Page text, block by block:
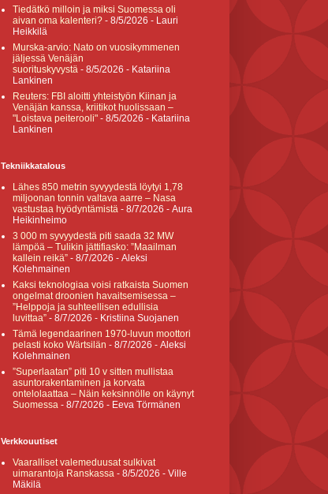
Tiedätkö milloin ja miksi Suomessa oli
aivan oma kalenteri? - 8/5/2026 - Lauri
Heikkilä
Murska-arvio: Nato on vuosikymmenen
jäljessä Venäjän
suorituskyvystä - 8/5/2026 - Katariina
Lankinen
Reuters: FBI aloitti yhteistyön Kiinan ja
Venäjän kanssa, kriitikot huolissaan –
"Loistava peiterooli" - 8/5/2026 - Katariina
Lankinen
Tekniikkatalous
Lähes 850 metrin syvyydestä löytyi 1,78
miljoonan tonnin valtava aarre – Nasa
vastustaa hyödyntämistä - 8/7/2026 - Aura
Heikinheimo
3 000 m syvyydestä piti saada 32 MW
lämpöä – Tulikin jättifiasko: ”Maailman
kallein reikä” - 8/7/2026 - Aleksi
Kolehmainen
Kaksi teknologiaa voisi ratkaista Suomen
ongelmat droonien havaitsemisessa –
”Helppoja ja suhteellisen edullisia
luvittaa” - 8/7/2026 - Kristiina Suojanen
Tämä legendaarinen 1970-luvun moottori
pelasti koko Wärtsilän - 8/7/2026 - Aleksi
Kolehmainen
”Superlaatan” piti 10 v sitten mullistaa
asuntorakentaminen ja korvata
ontelolaattaa – Näin keksinnölle on käynyt
Suomessa - 8/7/2026 - Eeva Törmänen
Verkkouutiset
Vaaralliset valemeduusat sulkivat
uimarantoja Ranskassa - 8/5/2026 - Ville
Mäkilä